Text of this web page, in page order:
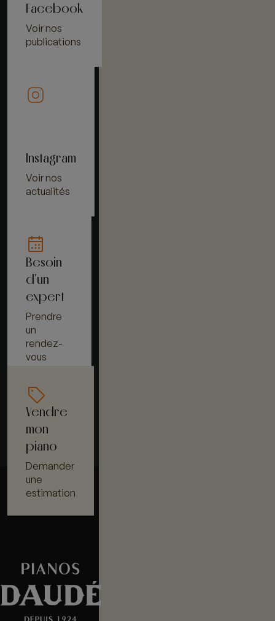
Facebook
Voir nos
publications
Instagram
Voir nos
actualités
Besoin
d'un
expert
Prendre
un
rendez-
vous
Vendre
mon
piano
Demander
une
estimation